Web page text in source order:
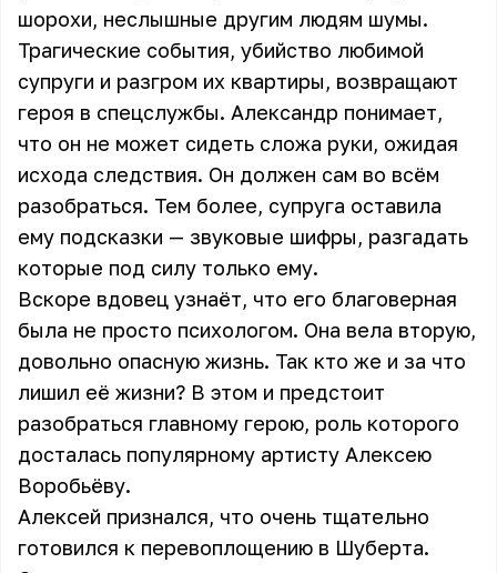
шорохи, неслышные другим людям шумы.
Трагические события, убийство любимой
супруги и разгром их квартиры, возвращают
героя в спецслужбы. Александр понимает,
что он не может сидеть сложа руки, ожидая
исхода следствия. Он должен сам во всём
разобраться. Тем более, супруга оставила
ему подсказки — звуковые шифры, разгадать
которые под силу только ему.
Вскоре вдовец узнаёт, что его благоверная
была не просто психологом. Она вела вторую,
довольно опасную жизнь. Так кто же и за что
лишил её жизни? В этом и предстоит
разобраться главному герою, роль которого
досталась популярному артисту Алексею
Воробьёву.
Алексей признался, что очень тщательно
готовился к перевоплощению в Шуберта.